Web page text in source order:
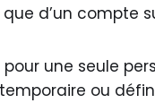
d’un compte
une seule
ou